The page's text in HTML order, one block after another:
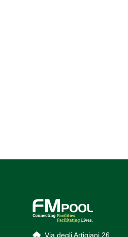
Via degli Artigiani 26